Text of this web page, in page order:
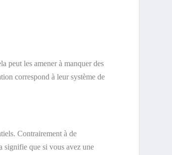
peut les amener à manquer des
correspond à leur système de
Contrairement à de
signifie que si vous avez une